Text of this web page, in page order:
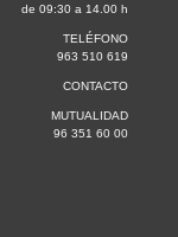
de 09:30 a 14.00 h
TELÉFONO
963 510 619
CONTACTO
MUTUALIDAD
96 351 60 00